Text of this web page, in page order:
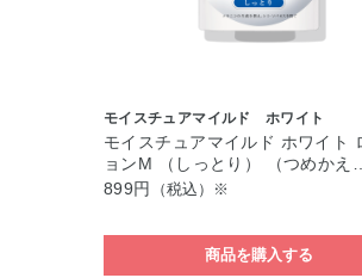
モイスチュアマイルド ホワイト
モイスチュアマイルド ホワイト
ョンM （しっとり） （つめかえ…
899円
（税込）※
商品を購入する